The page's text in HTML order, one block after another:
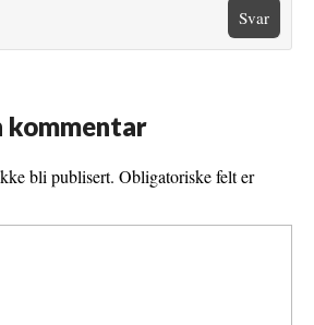
Svar
kommentar
bli publisert. Obligatoriske felt er